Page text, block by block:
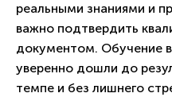
реальными знаниями и
важно подтвердить
документом. Обучение
уверенно дошли до
темпе и без лишнего